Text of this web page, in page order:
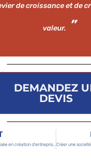
de croissance et de
valeur.
DEMANDEZ
DEVIS